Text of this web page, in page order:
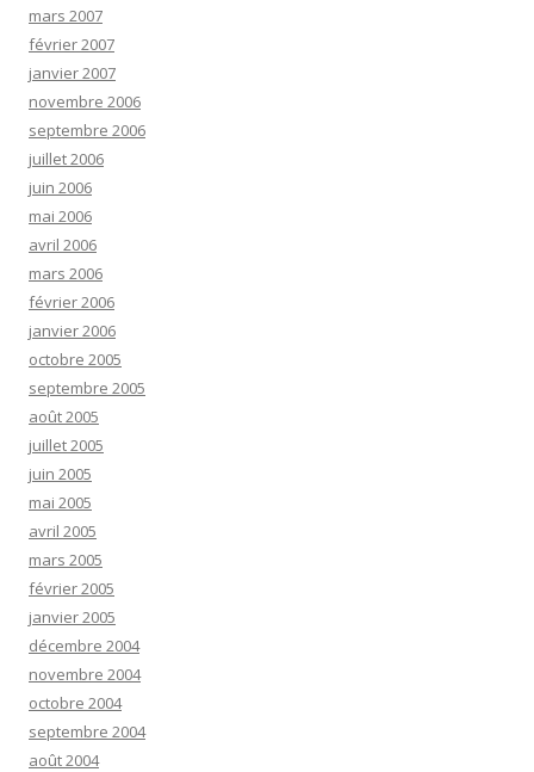
mars 2007
février 2007
janvier 2007
novembre 2006
septembre 2006
juillet 2006
juin 2006
mai 2006
avril 2006
mars 2006
février 2006
janvier 2006
octobre 2005
septembre 2005
août 2005
juillet 2005
juin 2005
mai 2005
avril 2005
mars 2005
février 2005
janvier 2005
décembre 2004
novembre 2004
octobre 2004
septembre 2004
août 2004